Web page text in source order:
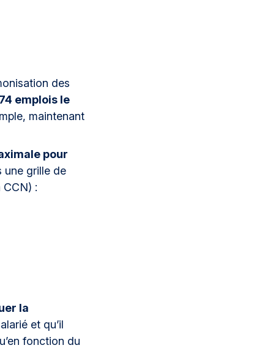
des
emplois le
maintenant
pour
une grille de
:
la
et qu’il
fonction du